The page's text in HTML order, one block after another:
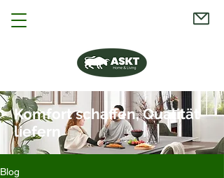
Komfort schaffen, Qualität
liefern
Blog